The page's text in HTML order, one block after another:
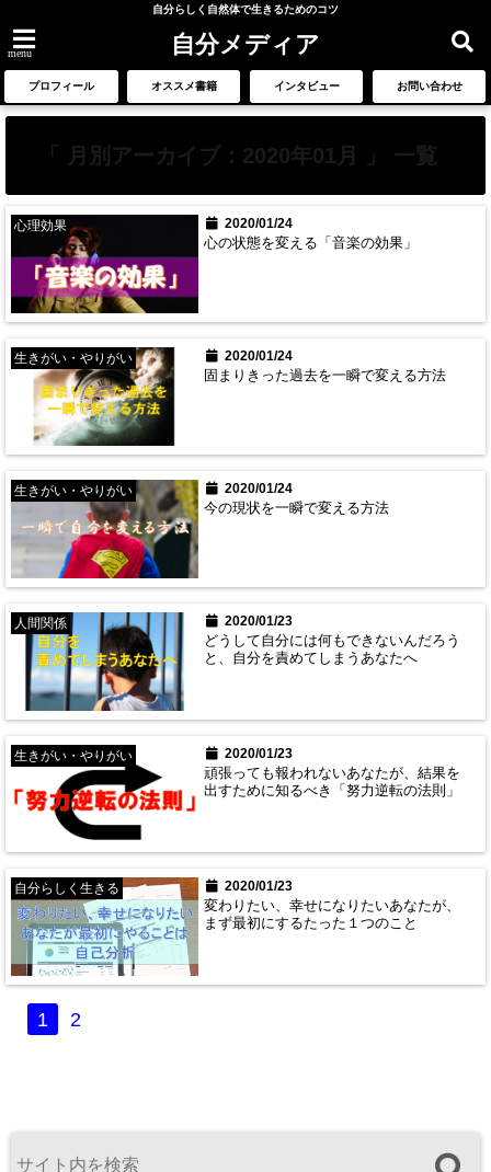
自分らしく自然体で生きるためのコツ
menu 自分メディア
プロフィール オススメ書籍 インタビュー お問い合わせ
「 月別アーカイブ：2020年01月 」 一覧
心理効果
2020/01/24
心の状態を変える「音楽の効果」
生きがい・やりがい
2020/01/24
固まりきった過去を一瞬で変える方法
生きがい・やりがい
2020/01/24
今の現状を一瞬で変える方法
人間関係
2020/01/23
どうして自分には何もできないんだろう
と、自分を責めてしまうあなたへ
生きがい・やりがい
2020/01/23
頑張っても報われないあなたが、結果を
出すために知るべき「努力逆転の法則」
自分らしく生きる
2020/01/23
変わりたい、幸せになりたいあなたが、
まず最初にするたった１つのこと
1 2